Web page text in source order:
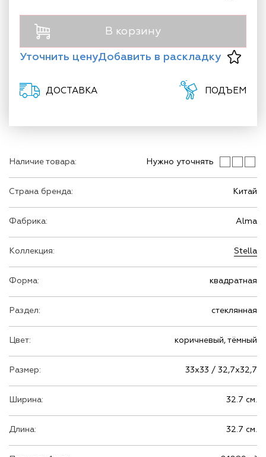
Наличие товара: Нужно уточнять
Страна бренда: Китай
Фабрика: Alma
Коллекция: Stella
Форма: квадратная
Раздел: стеклянная
Цвет: коричневый, тёмный
Размер: 33х33 / 32,7х32,7
Ширина: 32.7 см.
Длина: 32.7 см.
В корзину
Уточнить ценуДобавить в раскладку
ДОСТАВКА ПОДЪЕМ